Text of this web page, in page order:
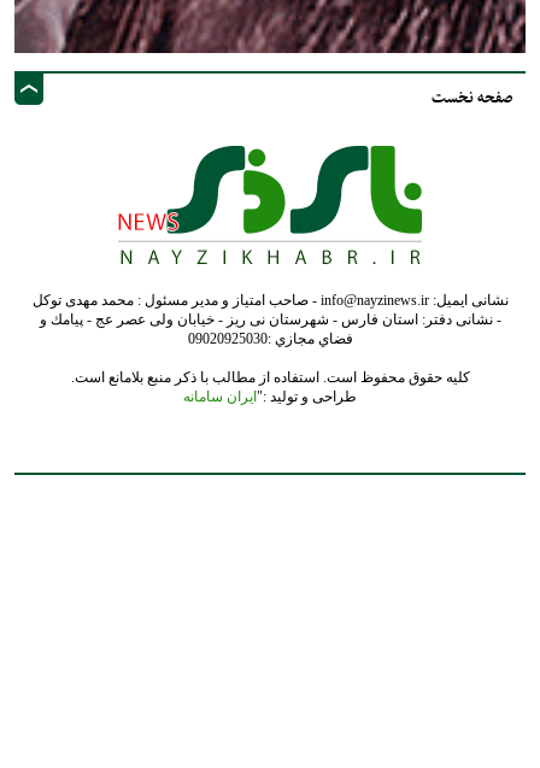
صفحه نخست
نشانی ایمیل: info@nayzinews.ir - صاحب امتیاز و مدیر مسئول : محمد مهدی توکل
- نشانی دفتر: استان فارس - شهرستان نی ریز - خیابان ولی عصر عج - پيامك و
فضاي مجازي :09020925030
کلیه حقوق محفوظ است. استفاده از مطالب با ذکر منبع بلامانع است.
طراحی و تولید :" ایران سامانه